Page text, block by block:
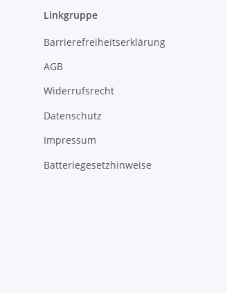
Linkgruppe
Barrierefreiheitserklärung
AGB
Widerrufsrecht
Datenschutz
Impressum
Batteriegesetzhinweise